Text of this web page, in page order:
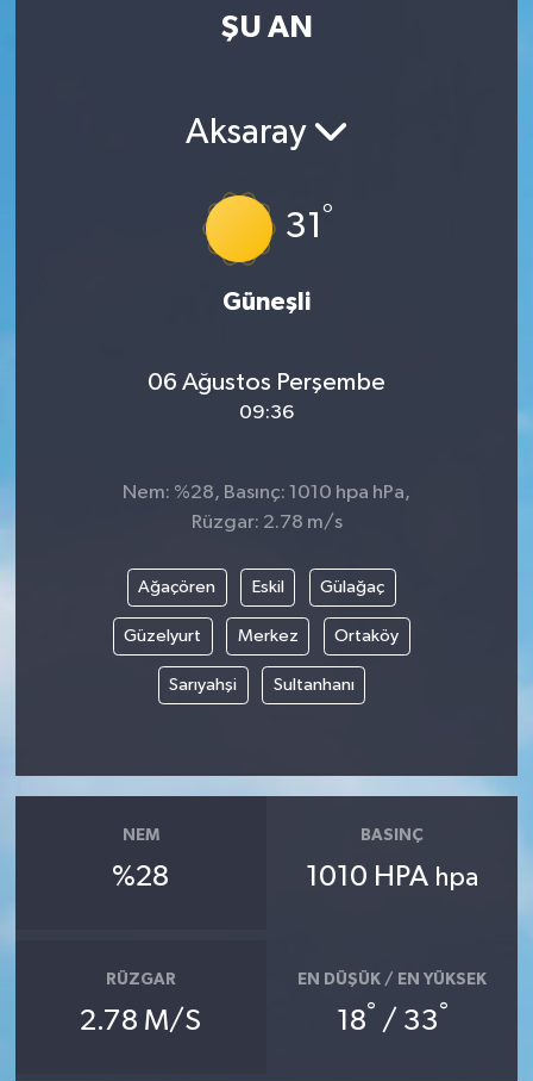
ŞU AN
Aksaray
31 °
Güneşli
06 Ağustos Perşembe
09:36
Nem: %28, Basınç: 1010 hpa hPa,
Rüzgar: 2.78 m/s
Ağaçören Eskil Gülağaç
Güzelyurt Merkez Ortaköy
Sarıyahşi Sultanhanı
NEM
%28
BASINÇ
1010 HPA hpa
RÜZGAR
2.78 M/S
EN DÜŞÜK / EN YÜKSEK
18° / 33°